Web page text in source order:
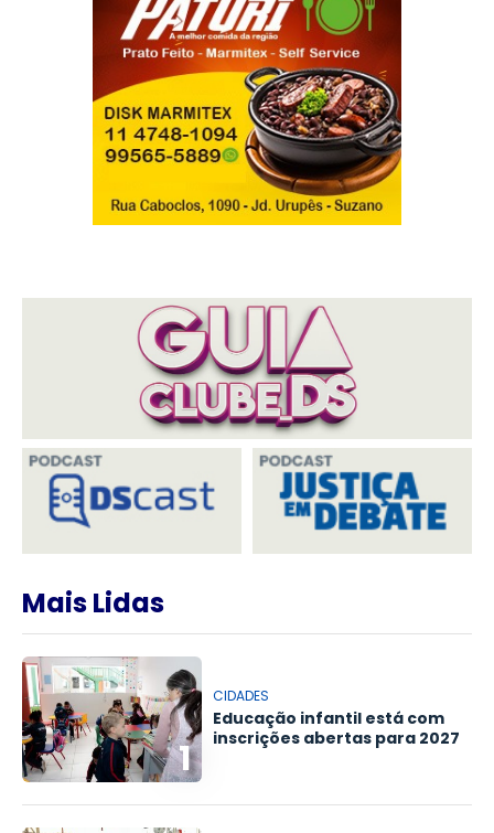
Mais Lidas
1
CIDADES
Educação infantil está com
inscrições abertas para 2027